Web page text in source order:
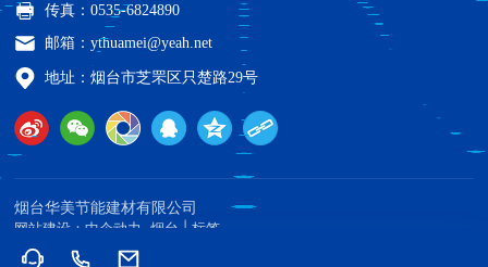
传真：0535-6824890
邮箱：ythuamei@yeah.net
地址：烟台市芝罘区只楚路29号
烟台华美节能建材有限公司
网站建设：中企动力 烟台 |标签
鲁ICP备11009786号-2